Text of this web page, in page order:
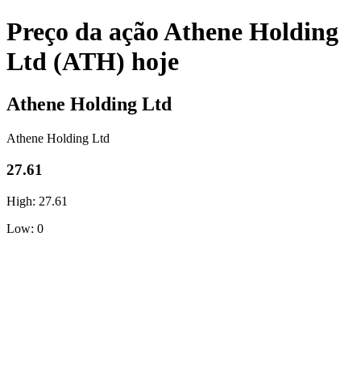
Preço da ação Athene Holding
Ltd (ATH) hoje
Athene Holding Ltd
Athene Holding Ltd
27.61
High: 27.61
Low: 0